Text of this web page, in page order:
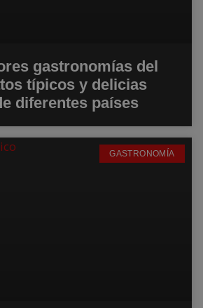
gastronomías del
típicos y delicias
diferentes países
GASTRONOMÍA